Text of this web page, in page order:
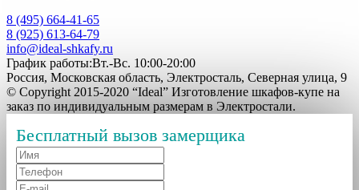
8 (495) 664-41-65
8 (925) 613-64-79
info@ideal-shkafy.ru
График работы:Вт.-Вс. 10:00-20:00
Россия, Московская область, Электросталь, Северная улица, 9
© Copyright 2015-2020 “Ideal” Изготовление шкафов-купе на
заказ по индивидуальным размерам в Электростали.
Бесплатный вызов замерщика